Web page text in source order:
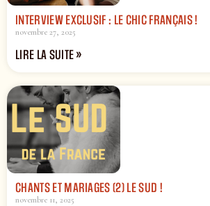
INTERVIEW EXCLUSIF : LE CHIC FRANÇAIS !
novembre 27, 2025
LIRE LA SUITE »
CHANTS ET MARIAGES (2) LE SUD !
novembre 11, 2025